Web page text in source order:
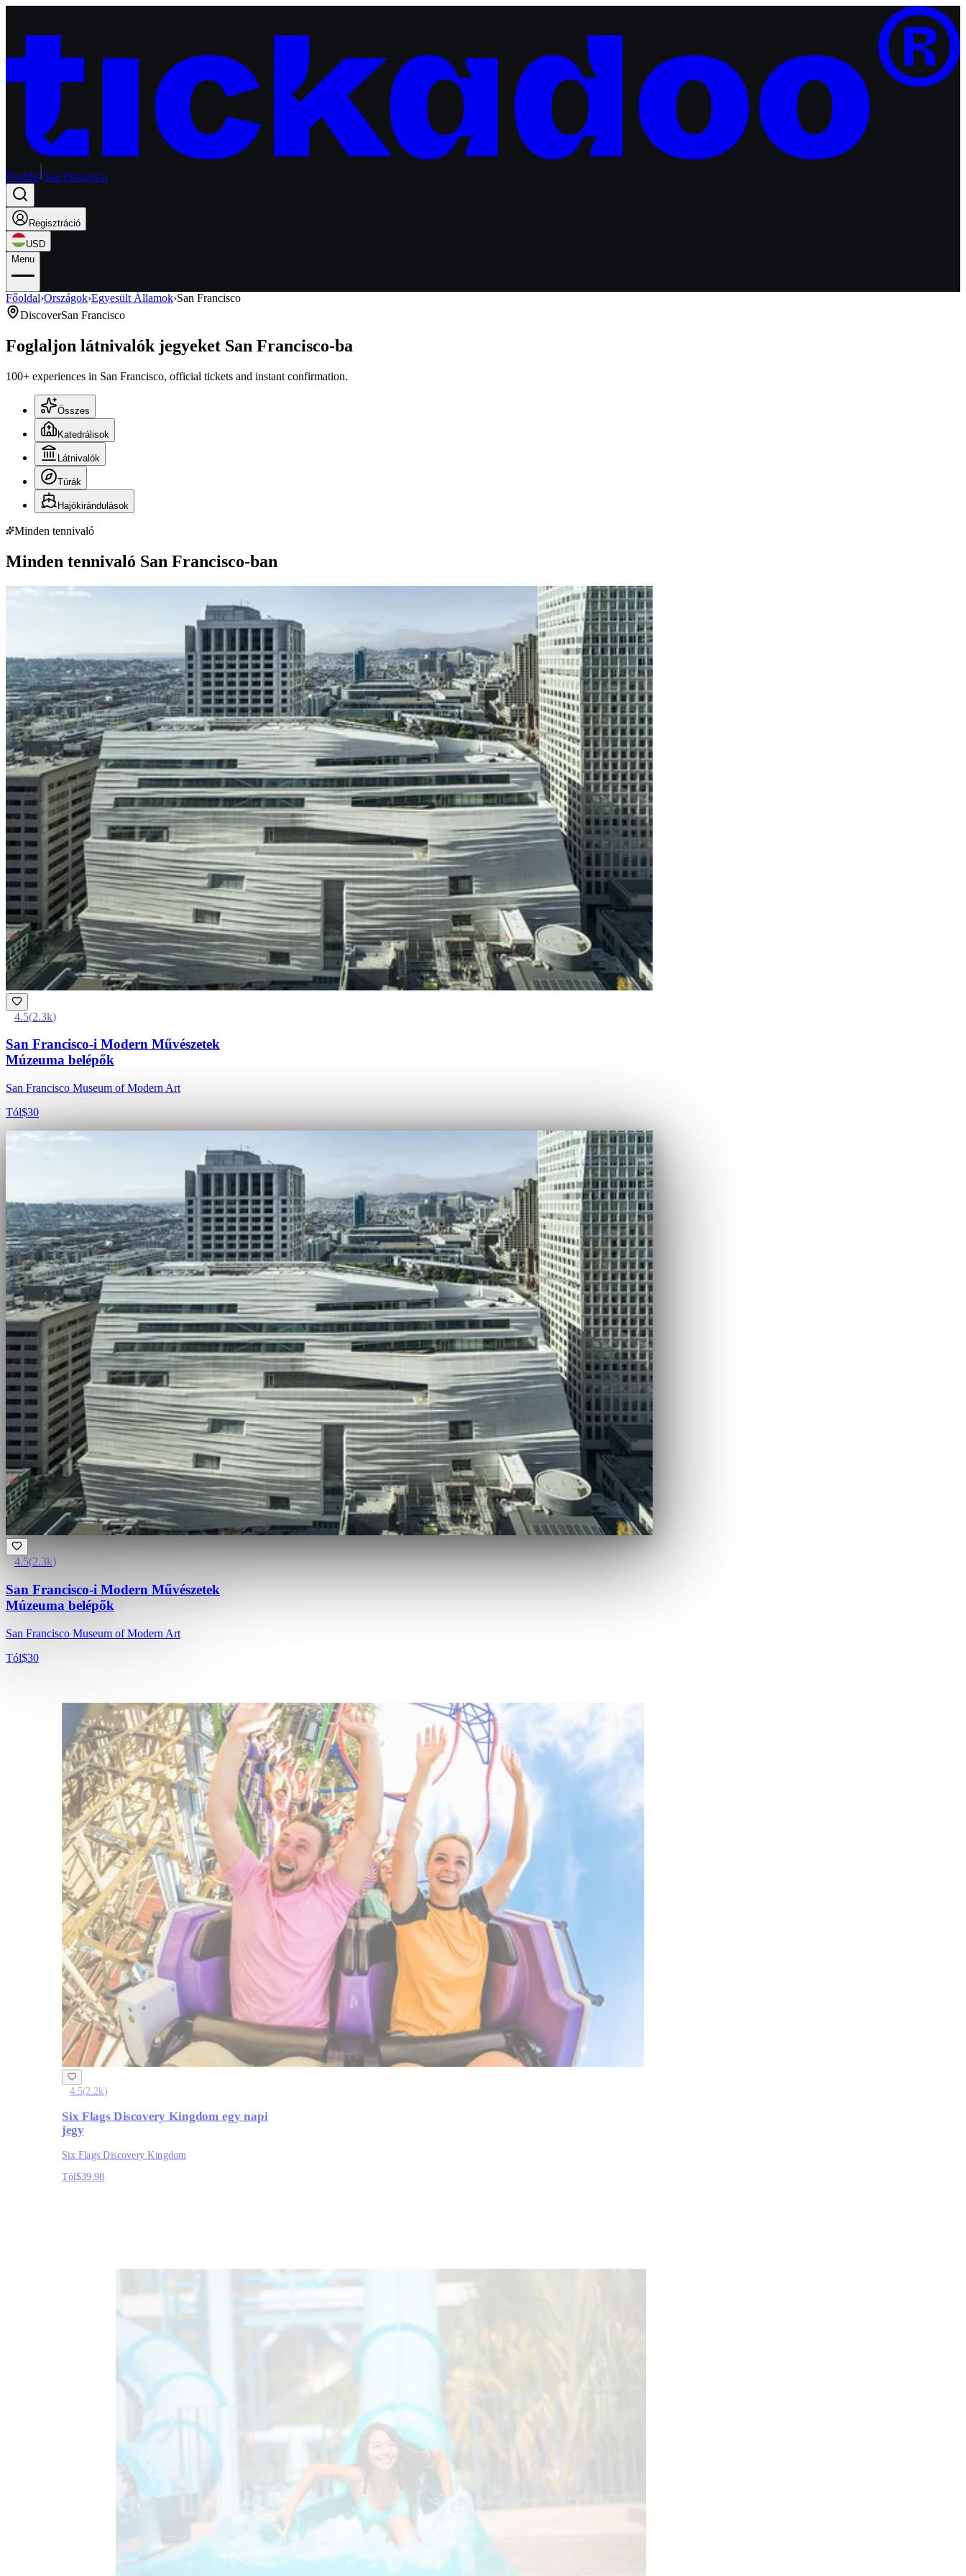
Főoldal San Francisco
Regisztráció
USD
Menu
Főoldal›Országok›Egyesült Államok›San Francisco
DiscoverSan Francisco
Foglaljon látnivalók jegyeket San Francisco-ba
100+ experiences in San Francisco, official tickets and instant confirmation.
Összes
Katedrálisok
Látnivalók
Túrák
Hajókirándulások
Minden tennivaló
Minden tennivaló San Francisco-ban
4.5(2.3k)
San Francisco-i Modern Művészetek
Múzeuma belépők
San Francisco Museum of Modern Art
Tól$30
4.5(2.3k)
San Francisco-i Modern Művészetek
Múzeuma belépők
San Francisco Museum of Modern Art
Tól$30
4.5(2.2k)
Six Flags Discovery Kingdom egy napi
jegy
Six Flags Discovery Kingdom
Tól$39.98